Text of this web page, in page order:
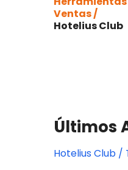
Ventas /
Hotelius Club
Últimos
Hotelius Club /